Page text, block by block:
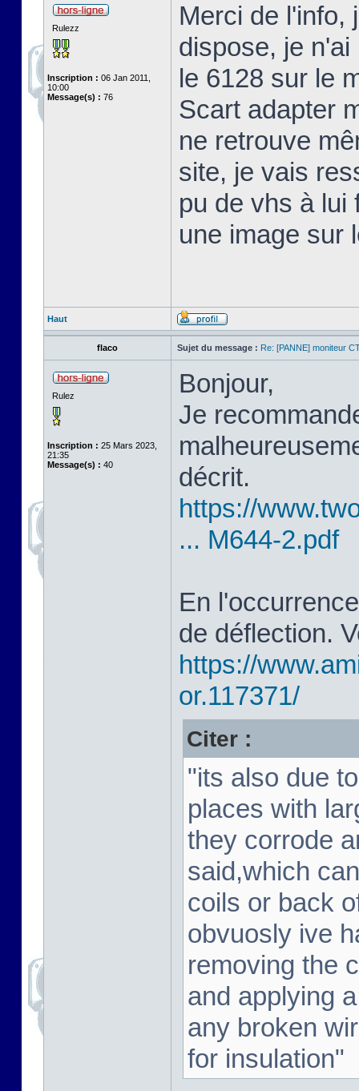
Rulezz
Inscription : 06 Jan 2011,
10:00
Message(s) : 76
Merci de l'info,
dispose, je
le 6128 sur le
Scart adapter
ne retrouve
site, je vais
pu de vhs à lui
une image sur
Haut
flaco Sujet du message : Re: [PANNE] moniteur
Rulez
Inscription : 25 Mars 2023,
21:35
Message(s) : 40
Bonjour,
Je
décrit.
https://
... M644-2.pdf
En
de déflection.
https://
or.117371/
Citer :
"its also due
places with
they corrode
said,which
coils or back
obvuosly ive
removing the
and applying
any broken
for insulation"